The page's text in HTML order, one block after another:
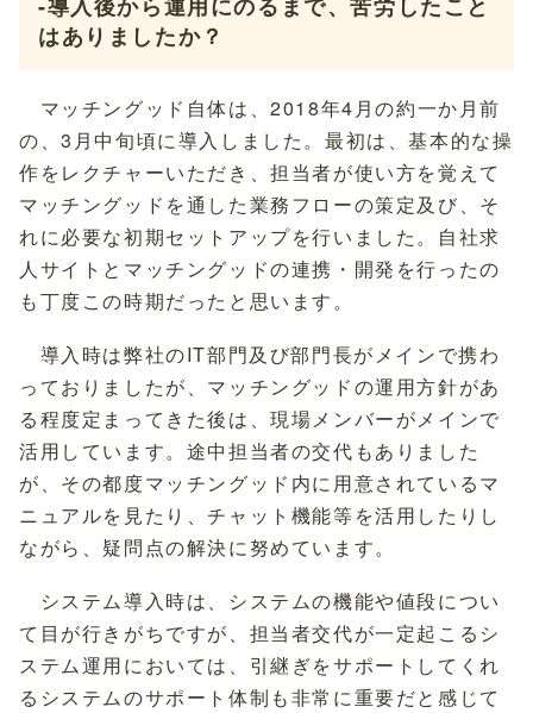
はありましたか？
マッチングッド自体は、2018年4月の約一か月前
の、3月中旬頃に導入しました。最初は、基本的な操
作をレクチャーいただき、担当者が使い方を覚えて
マッチングッドを通した業務フローの策定及び、そ
れに必要な初期セットアップを行いました。自社求
人サイトとマッチングッドの連携・開発を行ったの
も丁度この時期だったと思います。
導入時は弊社のIT部門及び部門長がメインで携わ
っておりましたが、マッチングッドの運用方針があ
る程度定まってきた後は、現場メンバーがメインで
活用しています。途中担当者の交代もありました
が、その都度マッチングッド内に用意されているマ
ニュアルを見たり、チャット機能等を活用したりし
ながら、疑問点の解決に努めています。
システム導入時は、システムの機能や値段につい
て目が行きがちですが、担当者交代が一定起こるシ
ステム運用においては、引継ぎをサポートしてくれ
るシステムのサポート体制も非常に重要だと感じて